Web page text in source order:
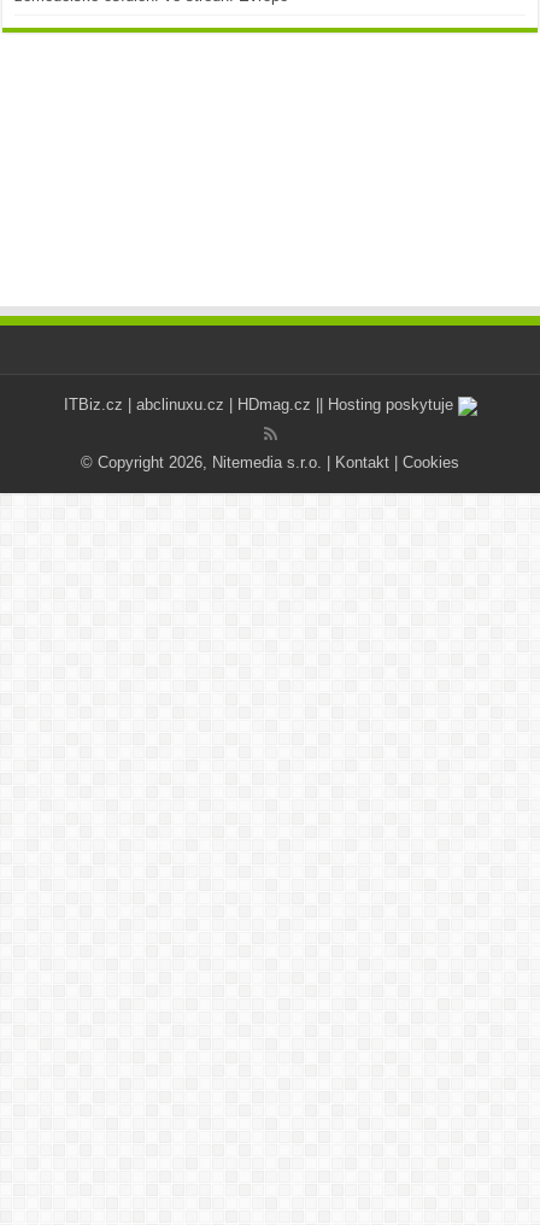
ITBiz.cz abclinuxu.cz HDmag.cz || Hosting poskytuje
© Copyright 2026, Nitemedia s.r.o. | Kontakt Cookies